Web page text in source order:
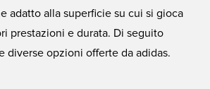
adatto alla superficie su cui si gioca
prestazioni e durata. Di seguito
diverse opzioni offerte da adidas.